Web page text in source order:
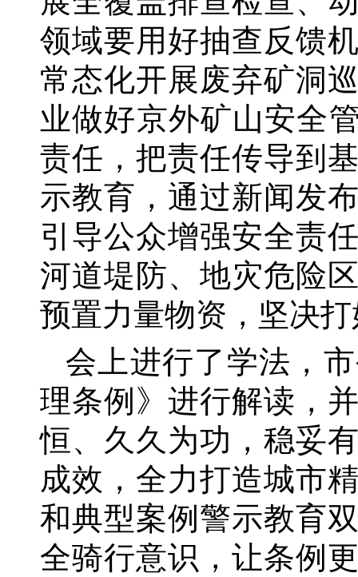
领域要用好抽查反馈
常态化开展废弃矿洞
业做好京外矿山安全
责任，把责任传导到
示教育，通过新闻发
引导公众增强安全责
河道堤防、地灾危险
预置力量物资，坚决
会上进行了学法，
理条例》进行解读，
恒、久久为功，稳妥
成效，全力打造城市
和典型案例警示教育
全骑行意识，让条例